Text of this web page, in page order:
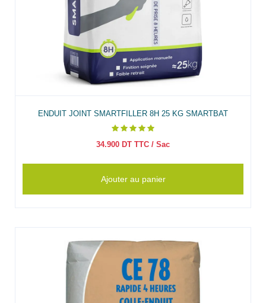
ENDUIT JOINT SMARTFILLER 8H 25 KG SMARTBAT
34.900 DT TTC / Sac
Ajouter au panier